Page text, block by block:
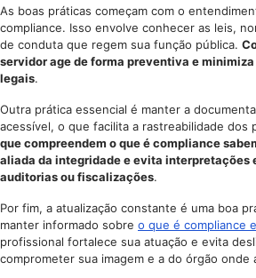
As boas práticas começam com o
compliance. Isso envolve conhecer as leis,
de conduta que regem sua função pública.
servidor age de forma preventiva e
legais.
Outra prática essencial é manter a
acessível, o que facilita a rastreabilidade dos
que compreendem o que é compliance
aliada da integridade e evita interpretações
auditorias ou fiscalizações.
Por fim, a atualização constante é uma boa
manter informado sobre o que é compliance
profissional fortalece sua atuação e evita
comprometer sua imagem e a do órgão onde